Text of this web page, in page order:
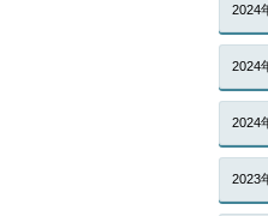
2024
2024
2024
2023